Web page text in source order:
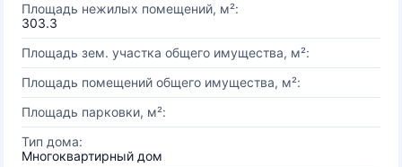
Площадь нежилых помещений, м²:
303.3
Площадь зем. участка общего имущества, м²:
Площадь помещений общего имущества, м²:
Площадь парковки, м²:
Тип дома:
Многоквартирный дом